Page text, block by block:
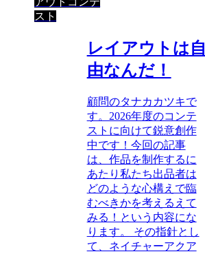
スト
レイアウトは自
由なんだ！
顧問のタナカカツキで
す。2026年度のコンテ
ストに向けて鋭意創作
中です！今回の記事
は、作品を制作するに
あたり私たち出品者は
どのような心構えで臨
むべきかを考えるえて
みる！という内容にな
ります。 その指針とし
て、ネイチャーアクア